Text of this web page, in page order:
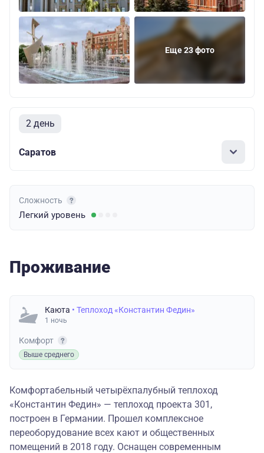
Еще 23 фото
2 день
Саратов
Сложность
Легкий уровень
Проживание
Каюта • Теплоход «Константин Федин»
1 ночь
Комфорт
Выше среднего
Комфортабельный четырёхпалубный теплоход
«Константин Федин» — теплоход проекта 301,
построен в Германии. Прошел комплексное
переоборудование всех кают и общественных
помещений в 2018 году. Оснащен современным